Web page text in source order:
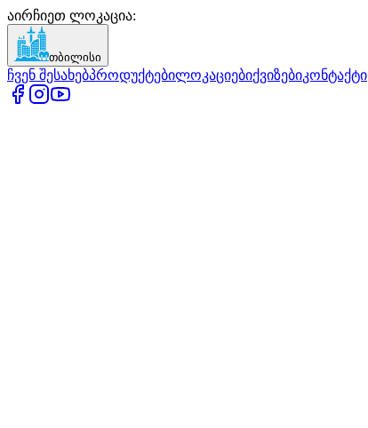
აირჩიეთ ლოკაცია:
თბილისი
ჩვენ შესახებპროდუქტებილოკაციებიქვიზებიკონტაქტი